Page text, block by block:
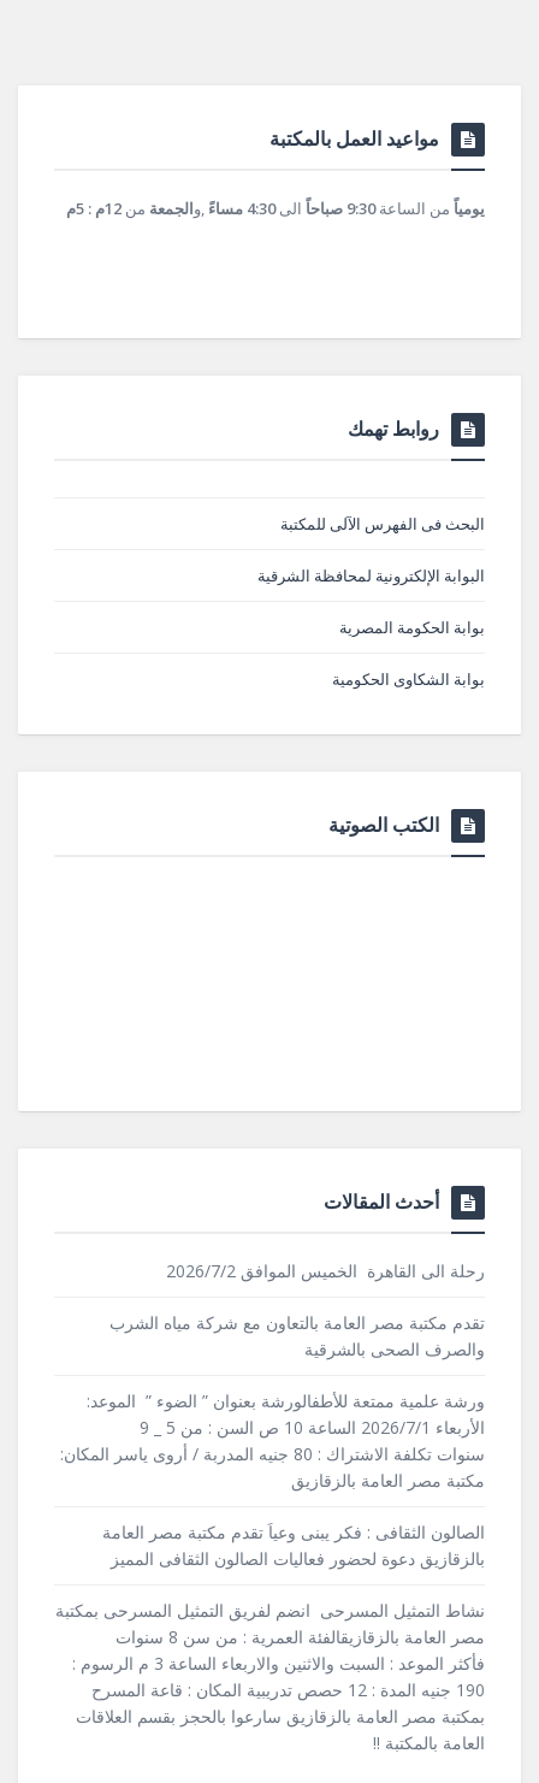
مواعيد العمل بالمكتبة
يومياً من الساعة9:30 صباحاً الى4:30 مساءً ,والجمعة من 12م : 5م
روابط تهمك
البحث فى الفهرس الآلى للمكتبة
البوابة الإلكترونية لمحافظة الشرقية
بوابة الحكومة المصرية
بوابة الشكاوى الحكومية
الكتب الصوتية
أحدث المقالات
رحلة الى القاهرة الخميس الموافق 2026/7/2
تقدم مكتبة مصر العامة بالتعاون مع شركة مياه الشرب
والصرف الصحى بالشرقية
ورشة علمية ممتعة للأطفالورشة بعنوان ” الضوء ” الموعد:
الأربعاء 2026/7/1 الساعة 10 ص السن : من 5 _ 9
سنوات تكلفة الاشتراك : 80 جنيه المدربة / أروى ياسر المكان:
مكتبة مصر العامة بالزقازيق
الصالون الثقافى : فكر يبنى وعياَ تقدم مكتبة مصر العامة
بالزقازيق دعوة لحضور فعاليات الصالون الثقافى المميز
نشاط التمثيل المسرحى انضم لفريق التمثيل المسرحى بمكتبة
مصر العامة بالزقازيقالفئة العمرية : من سن 8 سنوات
فأكثر الموعد : السبت والاثنين والاربعاء الساعة 3 م الرسوم :
190 جنيه المدة : 12 حصص تدريبية المكان : قاعة المسرح
بمكتبة مصر العامة بالزقازيق سارعوا بالحجز بقسم العلاقات
العامة بالمكتبة !!